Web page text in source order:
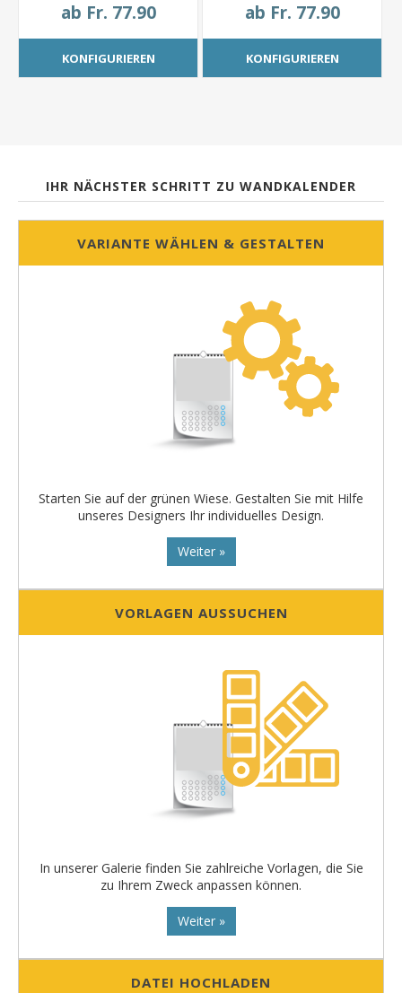
ab Fr. 77.90
KONFIGURIEREN
ab Fr. 77.90
KONFIGURIEREN
IHR NÄCHSTER SCHRITT ZU WANDKALENDER
VARIANTE WÄHLEN & GESTALTEN
Starten Sie auf der grünen Wiese. Gestalten Sie mit Hilfe
unseres Designers Ihr individuelles Design.
Weiter »
VORLAGEN AUSSUCHEN
In unserer Galerie finden Sie zahlreiche Vorlagen, die Sie
zu Ihrem Zweck anpassen können.
Weiter »
DATEI HOCHLADEN